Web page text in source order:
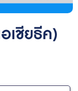
เชียธีค)